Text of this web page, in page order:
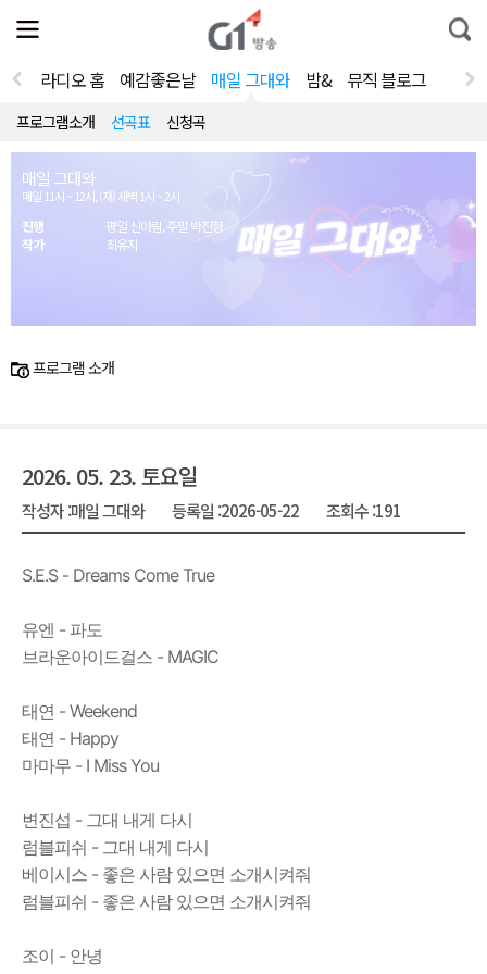
전
체
뉴
열
통
합
라디오 홈 예감좋은날 매일 그대와 밤& 뮤직 블로그
프로그램소개 선곡표 신청곡
매일 그대와
매일 11시 ~ 12시, (재) 새벽 1시 ~ 2시
진행
평일 신아림, 주말 박진형
작가
최유지
프로그램 소개
2026. 05. 23. 토요일
작성자 :매일 그대와 등록일 :2026-05-22 조회수 :191
S.E.S - Dreams Come True
유엔 - 파도
브라운아이드걸스 - MAGIC
태연 - Weekend
태연 - Happy
마마무 - I Miss You
변진섭 - 그대 내게 다시
럼블피쉬 - 그대 내게 다시
베이시스 - 좋은 사람 있으면 소개시켜줘
럼블피쉬 - 좋은 사람 있으면 소개시켜줘
조이 - 안녕